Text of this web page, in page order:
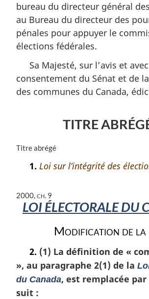
bureau du directeur général
au Bureau du directeur des
pénales pour appuyer le
élections fédérales.
Sa Majesté, sur l’avis et
consentement du Sénat et de
des communes du Canada,
TITRE
N
a
e
:
Titre abrégé
1. Loi sur l’intégrité des
2000, ch. 9
LOI ÉLECTORALE DU
Modification de la
2. (1) La définition de «
», au paragraphe 2(1) de la
du Canada, est remplacée par
suit :